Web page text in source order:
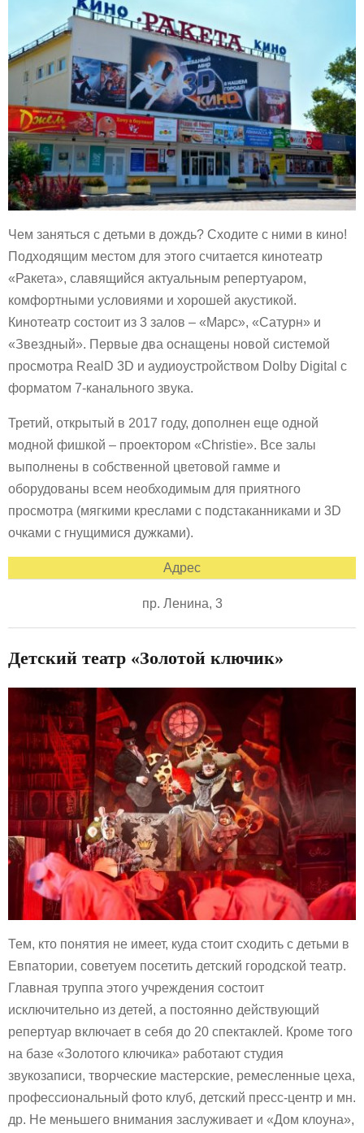
Чем заняться с детьми в дождь? Сходите с ними в кино!
Подходящим местом для этого считается кинотеатр
«Ракета», славящийся актуальным репертуаром,
комфортными условиями и хорошей акустикой.
Кинотеатр состоит из 3 залов – «Марс», «Сатурн» и
«Звездный». Первые два оснащены новой системой
просмотра RealD 3D и аудиоустройством Dolby Digital с
форматом 7-канального звука.
Третий, открытый в 2017 году, дополнен еще одной
модной фишкой – проектором «Christie». Все залы
выполнены в собственной цветовой гамме и
оборудованы всем необходимым для приятного
просмотра (мягкими креслами с подстаканниками и 3D
очками с гнущимися дужками).
Адрес
пр. Ленина, 3
Детский театр «Золотой ключик»
Тем, кто понятия не имеет, куда стоит сходить с детьми в
Евпатории, советуем посетить детский городской театр.
Главная труппа этого учреждения состоит
исключительно из детей, а постоянно действующий
репертуар включает в себя до 20 спектаклей. Кроме того
на базе «Золотого ключика» работают студия
звукозаписи, творческие мастерские, ремесленные цеха,
профессиональный фото клуб, детский пресс-центр и мн.
др. Не меньшего внимания заслуживает и «Дом клоуна»,